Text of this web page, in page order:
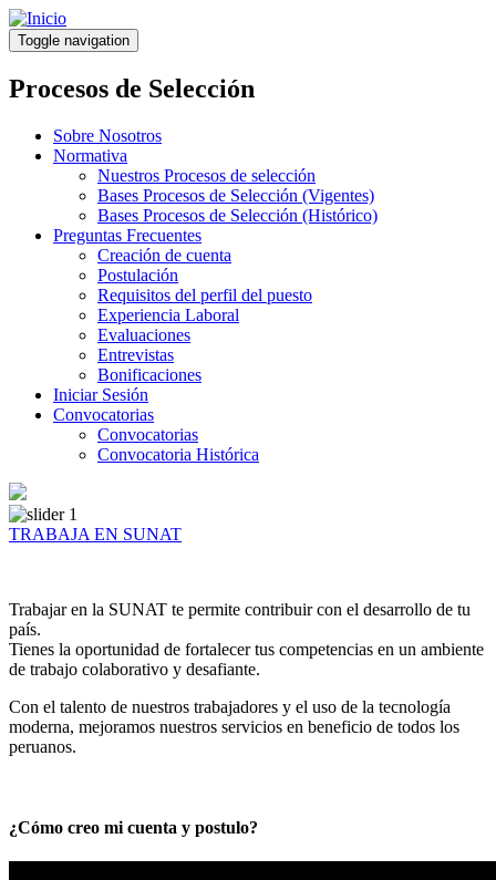
Pasar
al
contenido
principal
Toggle navigation
Procesos de Selección
Sobre Nosotros
Normativa
Nuestros Procesos de selección
Bases Procesos de Selección (Vigentes)
Bases Procesos de Selección (Histórico)
Preguntas Frecuentes
Creación de cuenta
Postulación
Requisitos del perfil del puesto
Experiencia Laboral
Evaluaciones
Entrevistas
Bonificaciones
Iniciar Sesión
Convocatorias
Convocatorias
Convocatoria Histórica
TRABAJA EN SUNAT
Trabajar en la SUNAT te permite contribuir con el desarrollo de tu
país.
Tienes la oportunidad de fortalecer tus competencias en un ambiente
de trabajo colaborativo y desafiante.
Con el talento de nuestros trabajadores y el uso de la tecnología
moderna, mejoramos nuestros servicios en beneficio de todos los
peruanos.
¿Cómo creo mi cuenta y postulo?